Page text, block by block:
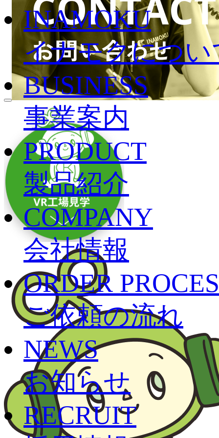
INAMOKU
イナモクについ
BUSINESS
事業案内
PRODUCT
製品紹介
COMPANY
会社情報
ORDER
ご依頼の流れ
NEWS
お知らせ
RECRUIT